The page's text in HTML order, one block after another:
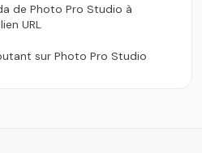
de Photo Pro Studio à
URL
sur Photo Pro Studio